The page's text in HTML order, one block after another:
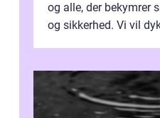
og alle, der bekymrer
og sikkerhed. Vi vil